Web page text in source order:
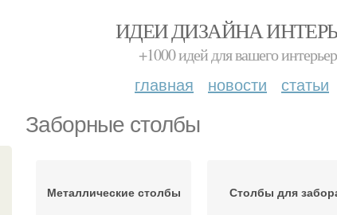
ИДЕИ ДИЗАЙНА
+1000 идей для вашего
главная новости статьи
Заборные столбы
Металлические столбы Столбы для